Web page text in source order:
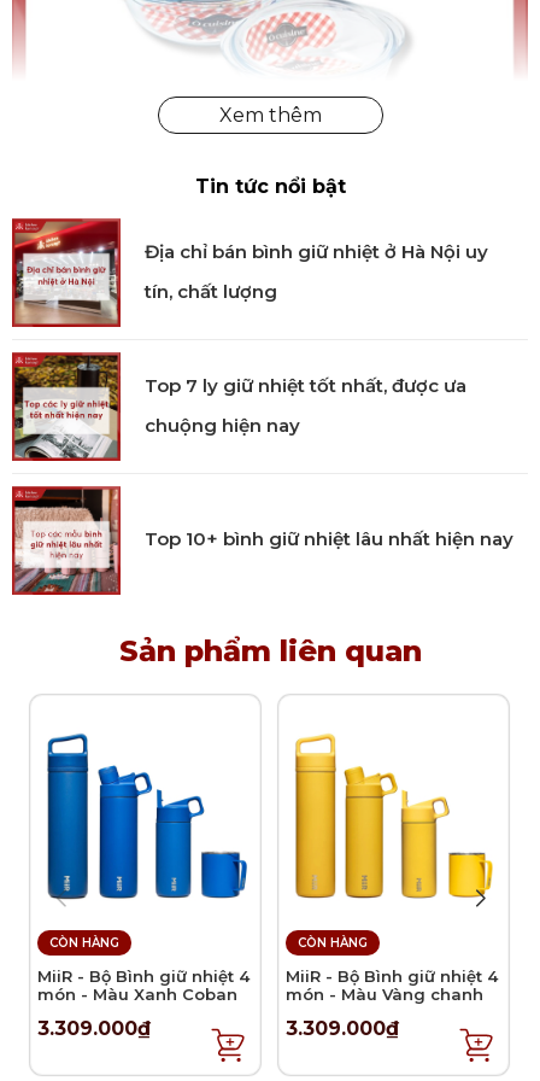
Tô gốm thủy tinh hình tròn Ocuisine chính hãng
Công nghệ sản xuất
nghệ tiên tiến, đảm bảo chất lượng và an toàn cho
người sử dụng. Quá trình sản xuất được kiểm tra kỹ
lưỡng từ chất liệu đến việc gia công, đảm bảo sản
phẩm có độ bền vượt trội và tính thẩm mỹ cao.
Sử dụng
Sản phẩm thích hợp dùng để làm bánh, trộn
salad hoặc đựng thực phẩm để vào trong tủ
lạnh.
Bảo quản sản phẩm nơi thoáng mát, khô ráo.
Tránh va chạm mạnh với đồ vật cứng hoặc sắc
Tin tức nổi bật
Địa chỉ bán bình giữ nhiệt ở Hà Nội uy
tín, chất lượng
Top 7 ly giữ nhiệt tốt nhất, được ưa
chuộng hiện nay
Top 10+ bình giữ nhiệt lâu nhất hiện nay
Sản phẩm liên quan
CÒN HÀNG
MiiR - Bộ Bình giữ nhiệt 4
món - Màu Xanh Coban
3.309.000₫
CÒN HÀNG
MiiR - Bộ Bình giữ nhiệt 4
món - Màu Vàng chanh
3.309.000₫